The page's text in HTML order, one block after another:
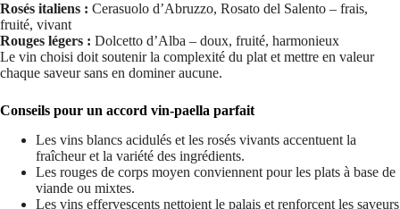
Rosés italiens : Cerasuolo d’Abruzzo, Rosato del Salento – frais,
fruité, vivant
Rouges légers : Dolcetto d’Alba – doux, fruité, harmonieux
Le vin choisi doit soutenir la complexité du plat et mettre en valeur
chaque saveur sans en dominer aucune.
Conseils pour un accord vin-paella parfait
Les vins blancs acidulés et les rosés vivants accentuent la
fraîcheur et la variété des ingrédients.
Les rouges de corps moyen conviennent pour les plats à base de
viande ou mixtes.
Les vins effervescents nettoient le palais et renforcent les saveurs